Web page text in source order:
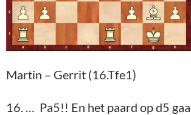
Martin – Gerrit (16.Tfe1)
16. … Pa5!! En het paard op d5